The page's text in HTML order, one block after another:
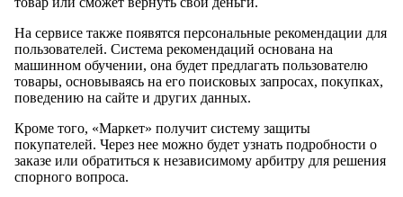
На сервисе также появятся персональные рекомендации для
пользователей. Система рекомендаций основана на
машинном обучении, она будет предлагать пользователю
товары, основываясь на его поисковых запросах, покупках,
поведению на сайте и других данных.
Кроме того, «Маркет» получит систему защиты
покупателей. Через нее можно будет узнать подробности о
заказе или обратиться к независимому арбитру для решения
спорного вопроса.